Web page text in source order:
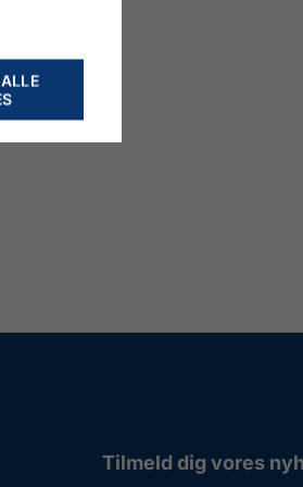
Tilmeld dig vores